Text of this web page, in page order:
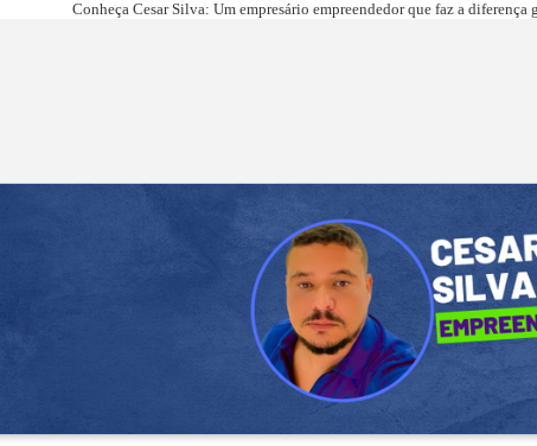
Conheça Cesar Silva: Um empresário empreendedor que faz a diferença